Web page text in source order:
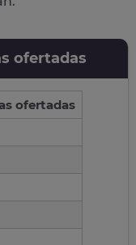
ofertadas
ofertadas